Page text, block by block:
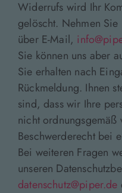
Widerrufs wird Ihr
gelöscht. Nehmen
über E-Mail,
Sie können uns aber
Sie erhalten nach
Rückmeldung. Ihnen
sind, dass wir Ihre
nicht ordnungsgemäß
Beschwerderecht bei
Bei weiteren Fragen
unseren
datenschutz@piper.de